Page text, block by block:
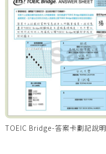
TOEIC Bridge-答案卡劃記說明